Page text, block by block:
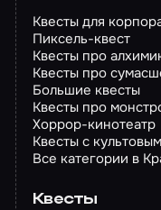
Квесты для
Пиксель-квест
Квесты про
Квесты про
Большие квесты
Квесты про
Хоррор-кинотеатр
Квесты с
Все категории в
Квесты